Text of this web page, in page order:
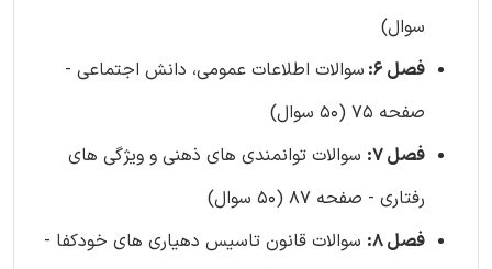
سوال)
فصل 6:
سوالات اطلاعات عمومی، دانش اجتماعی -
صفحه 75 (50 سوال)
فصل 7:
سوالات توانمندی های ذهنی و ویژگی های
رفتاری - صفحه 87 (50 سوال)
فصل 8:
سوالات قانون تاسیس دهیاری های خودکفا -